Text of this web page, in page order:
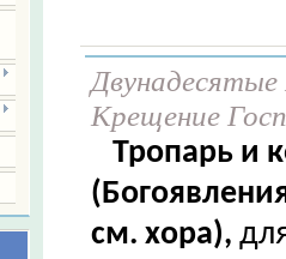
Двунадесятые
Крещение
Тропарь и
см. хора),